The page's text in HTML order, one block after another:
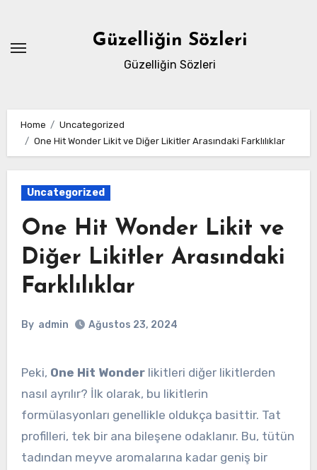
content
Güzelliğin Sözleri
Güzelliğin Sözleri
Home
Uncategorized
One Hit Wonder Likit ve Diğer Likitler Arasındaki Farklılıklar
Uncategorized
One Hit Wonder Likit ve
Diğer Likitler Arasındaki
Farklılıklar
By admin Ağustos 23, 2024
Peki, One Hit Wonderlikitleri diğer likitlerden
nasıl ayrılır? İlk olarak, bu likitlerin
formülasyonları genellikle oldukça basittir. Tat
profilleri, tek bir ana bileşene odaklanır. Bu, tütün
tadından meyve aromalarına kadar geniş bir